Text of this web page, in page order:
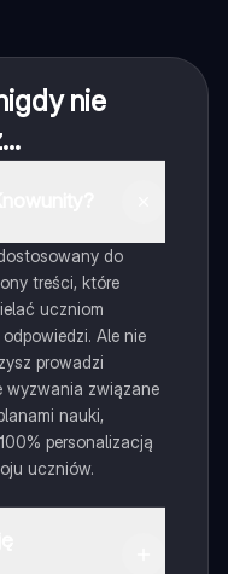
nie
do
treści, które
uczniom
Ale nie
prowadzi
wyzwania związane
nauki,
personalizacją
uczniów.